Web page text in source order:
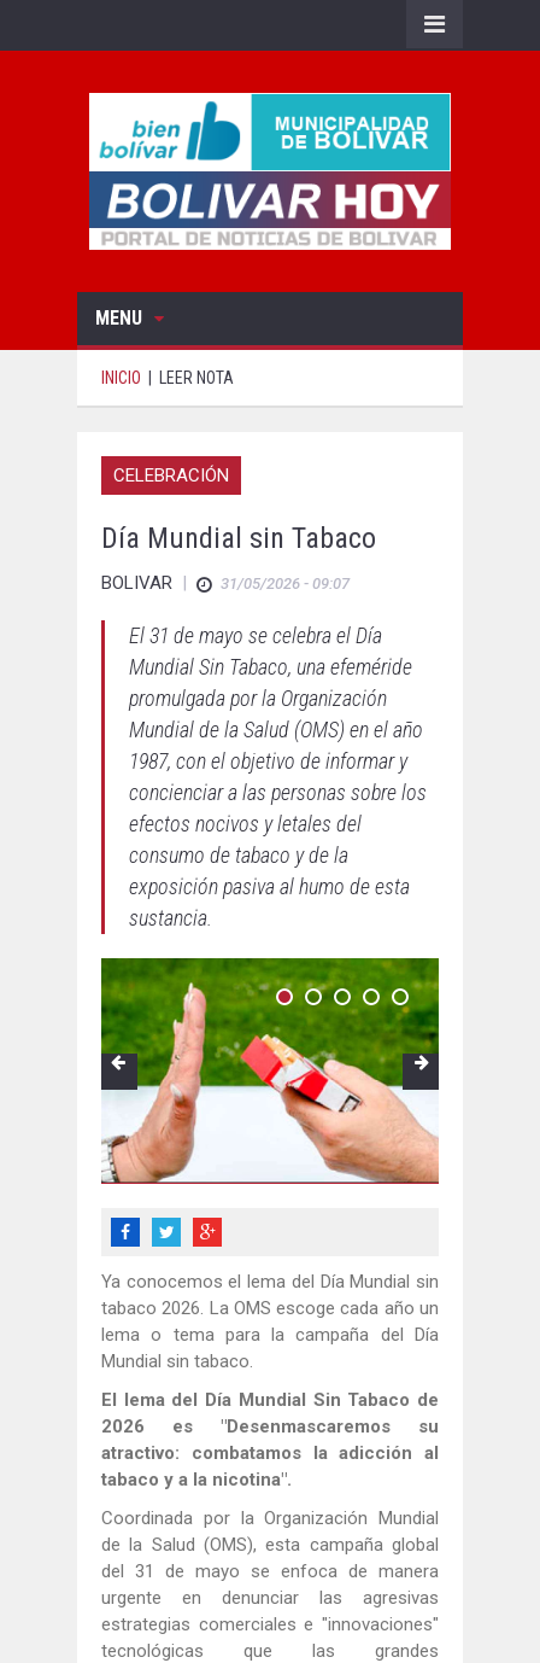
MENU
INICIO LEER NOTA
CELEBRACIÓN
Día Mundial sin Tabaco
BOLIVAR | 31/05/2026 - 09:07
El 31 de mayo se celebra el Día
Mundial Sin Tabaco, una efeméride
promulgada por la Organización
Mundial de la Salud (OMS) en el año
1987, con el objetivo de informar y
concienciar a las personas sobre los
efectos nocivos y letales del
consumo de tabaco y de la
exposición pasiva al humo de esta
sustancia.
Ya conocemos el lema del Día Mundial sin
tabaco 2026. La OMS escoge cada año un
lema o tema para la campaña del Día
Mundial sin tabaco.
El lema del Día Mundial Sin Tabaco de
2026 es "Desenmascaremos su
atractivo: combatamos la adicción al
tabaco y a la nicotina".
Coordinada por la Organización Mundial
de la Salud (OMS), esta campaña global
del 31 de mayo se enfoca de manera
urgente en denunciar las agresivas
estrategias comerciales e "innovaciones"
tecnológicas que las grandes